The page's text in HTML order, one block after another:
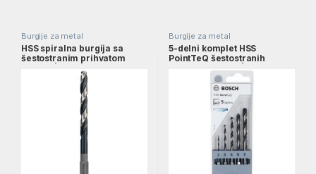
Burgije za metal
HSS spiralna burgija sa
šestostranim prihvatom
6,0mm | 2608577058
Burgije za metal
5-delni komplet HSS
PointTeQ šestostranih
burgija, 2–6 mm |
2607002824